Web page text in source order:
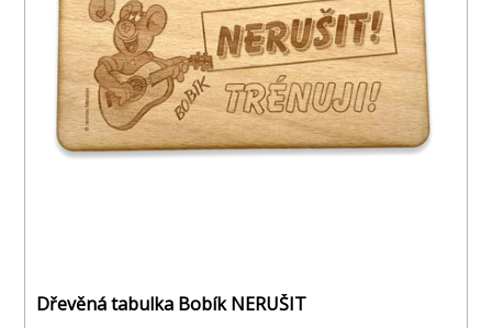
Dřevěná tabulka Bobík NERUŠIT